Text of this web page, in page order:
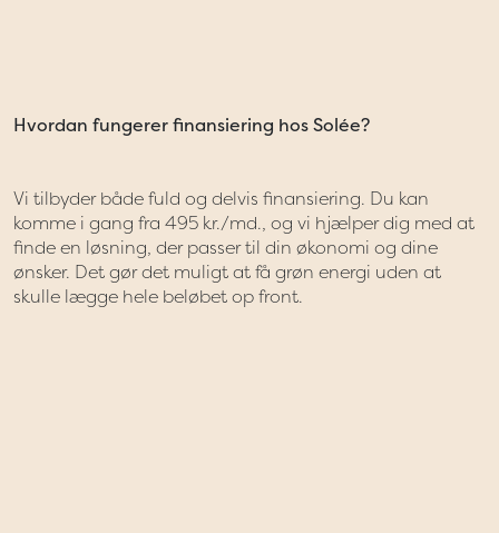
Hvordan fungerer finansiering hos Solée?
Vi tilbyder både fuld og delvis finansiering. Du kan
komme i gang fra 495 kr./md., og vi hjælper dig med at
finde en løsning, der passer til din økonomi og dine
ønsker. Det gør det muligt at få grøn energi uden at
skulle lægge hele beløbet op front.